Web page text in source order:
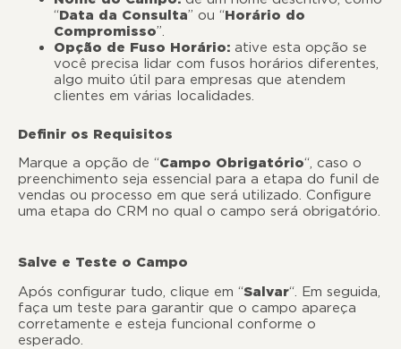
“Data da Consulta” ou “Horário do
Compromisso”.
Opção de Fuso Horário: ative esta opção se
você precisa lidar com fusos horários diferentes,
algo muito útil para empresas que atendem
clientes em várias localidades.
Definir os Requisitos
Marque a opção de “Campo Obrigatório“, caso o
preenchimento seja essencial para a etapa do funil de
vendas ou processo em que será utilizado. Configure
uma etapa do CRM no qual o campo será obrigatório.
Salve e Teste o Campo
Após configurar tudo, clique em “Salvar“. Em seguida,
faça um teste para garantir que o campo apareça
corretamente e esteja funcional conforme o
esperado.